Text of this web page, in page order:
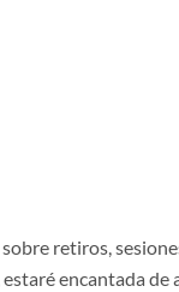
retiros,
encantada de